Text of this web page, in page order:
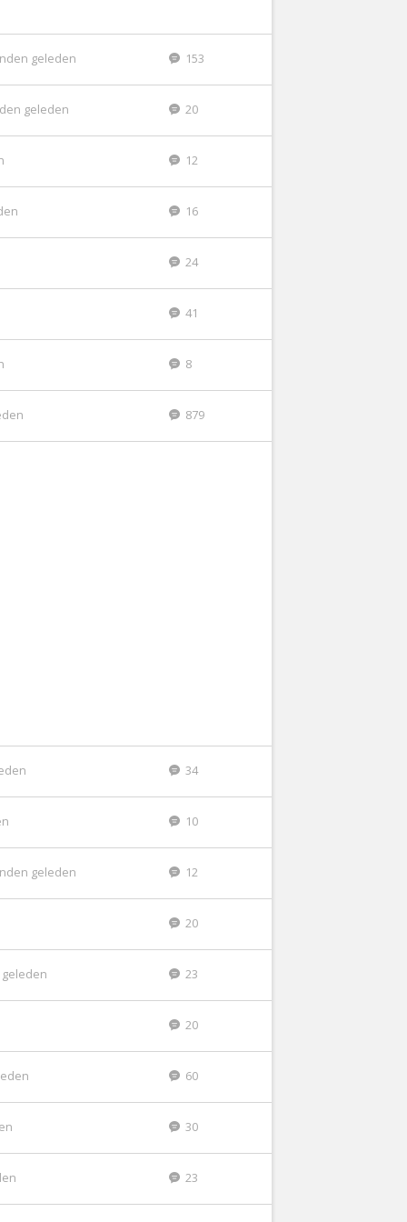
geleden 153
geleden 20
12
16
24
41
8
879
34
10
geleden 12
20
23
20
60
30
23